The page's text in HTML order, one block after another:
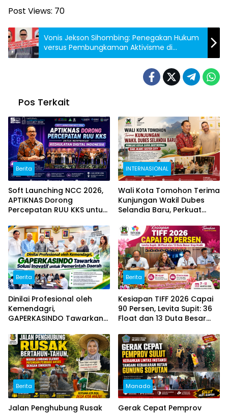
Post Views: 70
Vonis Jekson Sihombing: Penegakan Hukum
versus Pembungkaman Aktivisme di
Indonesia
Pos Terkait
Berita
Soft Launching NCC 2026,
APTIKNAS Dorong
Percepatan RUU KKS untuk
Digital Indonesia
INTERNASIONAL
Wali Kota Tomohon Terima
Kunjungan Wakil Dubes
Selandia Baru, Perkuat
dan Jajaki Sister City
Berita
Dinilai Profesional oleh
Kemendagri,
GAPERKASINDO Tawarkan
Pemerintah Daerah
Berita
Kesiapan TIFF 2026 Capai
90 Persen, Levita Supit: 36
Float dan 13 Duta Besar
Berita
Jalan Penghubung Rusak
Manado
Gerak Cepat Pemprov